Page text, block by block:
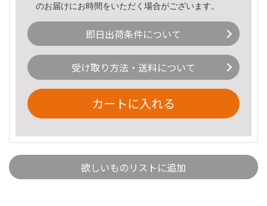
のお届けにお時間をいただく場合がございます。
即日出荷条件について
受け取り方法・送料について
カートに入れる
欲しいものリストに追加